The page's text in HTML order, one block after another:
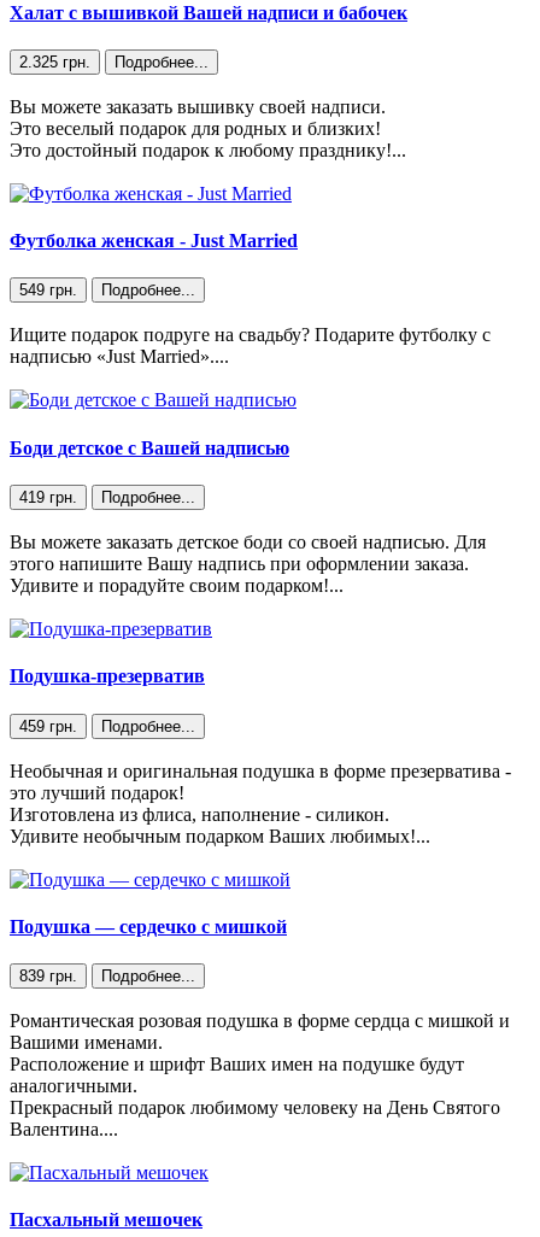
Халат с вышивкой Вашей надписи и бабочек
2.325 грн. Подробнее...
Вы можете заказать вышивку своей надписи.
Это веселый подарок для родных и близких!
Это достойный подарок к любому празднику!...
Футболка женская - Just Married
549 грн. Подробнее...
Ищите подарок подруге на свадьбу? Подарите футболку с
надписью «Just Married»....
Боди детское с Вашей надписью
419 грн. Подробнее...
Вы можете заказать детское боди со своей надписью. Для
этого напишите Вашу надпись при оформлении заказа.
Удивите и порадуйте своим подарком!...
Подушка-презерватив
459 грн. Подробнее...
Необычная и оригинальная подушка в форме презерватива -
это лучший подарок!
Изготовлена из флиса, наполнение - силикон.
Удивите необычным подарком Ваших любимых!...
Подушка — сердечко с мишкой
839 грн. Подробнее...
Романтическая розовая подушка в форме сердца с мишкой и
Вашими именами.
Расположение и шрифт Ваших имен на подушке будут
аналогичными.
Прекрасный подарок любимому человеку на День Святого
Валентина....
Пасхальный мешочек